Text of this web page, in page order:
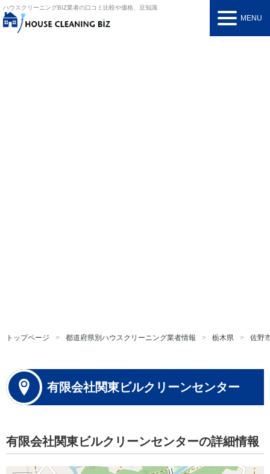
ハウスクリーニングBIZ業者の口コミ比較や価格、豆知識
MENU
トップページ 都道府県別ハウスクリーニング業者情報 栃木県 佐野
有限会社関東ビルクリーンセンター
有限会社関東ビルクリーンセンターの詳細情報